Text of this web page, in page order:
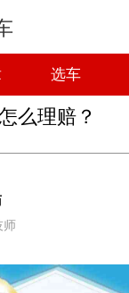
选车
么理赔？
师